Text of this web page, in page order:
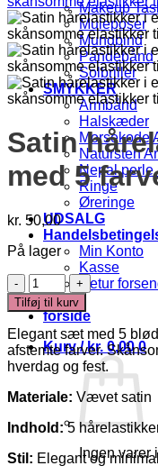
Makeup
Muleposer
Mundbind
Pandebånd
Solbriller
SMYKKER
Armbånd
Halskæder
Morsekode
Natursten
Nepal perle
Ringe
Øreringe
UDSALG
Min Konto
Kasse
Retur
Kurv
forside
Kurv /kr. 0,00 0
Ingen varer
Satin
med 5
kr. 50,00
På lager
Satin
hårelastikker
–
sæt
med
5
farver
antal
Tilføj til kurv
Elegant sæt med 5
afstemte farver.
hverdag og fest.
Materiale: Vævet satin
Indhold:5
Stil: Elegant og